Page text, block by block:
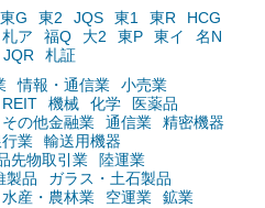
東G 東2 JQS 東1 東R
HCG
札ア 福Q 大2 東P 東イ
名N
JQR
札証
情報・通信業
小売業
REIT 機械 化学
医薬品
その他金融業 通信業
精密機器
業
輸送用機器
先物取引業
陸運業
製品
ガラス・土石製品
水産・農林業 空運業
鉱業